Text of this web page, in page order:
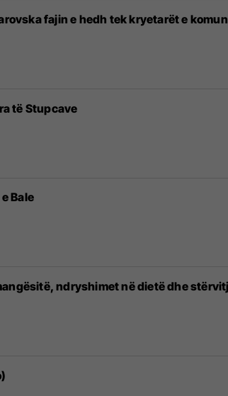
fajin e hedh tek kryetarët e
të Stupcave
Bale
ndryshimet në dietë dhe